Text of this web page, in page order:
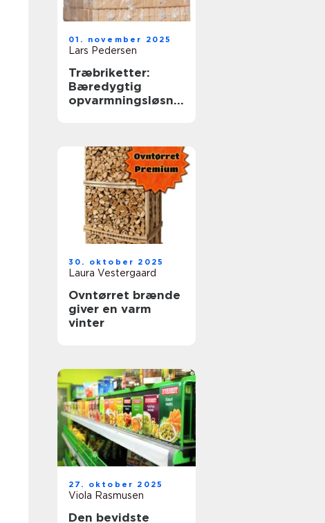
01. november 2025
Lars Pedersen
Træbriketter:
Bæredygtig
opvarmningsløsnin
30. oktober 2025
Laura Vestergaard
Ovntørret brænde
giver en varm
vinter
27. oktober 2025
Viola Rasmusen
Den bevidste